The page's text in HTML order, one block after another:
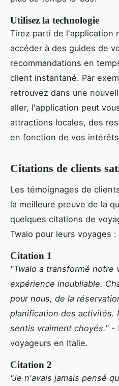
Utilisez la technologie
Tirez parti de l'application
accéder à des guides de
recommandations en
client instantané. Par
retrouvez dans une
aller, l'application peut
attractions locales, des
en fonction de vos
Citations de clients
Les témoignages de
la meilleure preuve de la
quelques citations de
Twalo pour leurs voyages :
Citation 1
"Twalo a transformé notre
expérience inoubliable.
pour nous, de la
planification des activités.
sentis vraiment choyés." -
voyageurs en Italie.
Citation 2
"Je n'avais jamais pensé